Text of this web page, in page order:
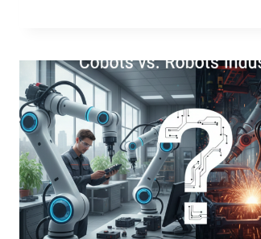
ROBÓTICA
INDUSTRIAL
QUE
DEBES
OLVIDAR
EN
2026